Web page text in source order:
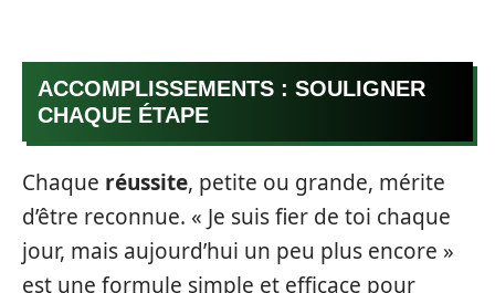
ACCOMPLISSEMENTS : SOULIGNER
CHAQUE ÉTAPE
Chaque réussite, petite ou grande, mérite
d’être reconnue. « Je suis fier de toi chaque
jour, mais aujourd’hui un peu plus encore »
est une formule simple et efficace pour